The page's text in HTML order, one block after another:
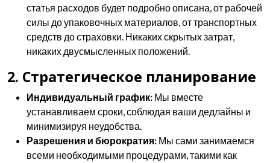
статья расходов будет подробно описана, от рабочей
силы до упаковочных материалов, от транспортных
средств до страховки. Никаких скрытых затрат,
никаких двусмысленных положений.
2. Стратегическое планирование
Индивидуальный график: Мы вместе
устанавливаем сроки, соблюдая ваши дедлайны и
минимизируя неудобства.
Разрешения и бюрократия: Мы сами занимаемся
всеми необходимыми процедурами, такими как